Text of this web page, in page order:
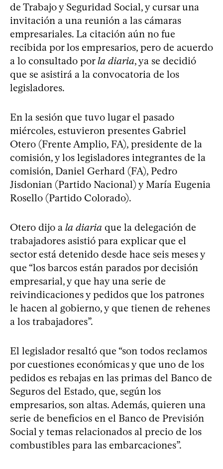
de Trabajo y Seguridad Social, y cursar una
invitación a una reunión a las cámaras
empresariales. La citación aún no fue
recibida por los empresarios, pero de acuerdo
a lo consultado porla diaria, ya se decidió
que se asistirá a la convocatoria de los
legisladores.
En la sesión que tuvo lugar el pasado
miércoles, estuvieron presentes Gabriel
Otero (Frente Amplio, FA), presidente de la
comisión, y los legisladores integrantes de la
comisión, Daniel Gerhard (FA), Pedro
Jisdonian (Partido Nacional) y María Eugenia
Rosello (Partido Colorado).
Otero dijo a la diaria que la delegación de
trabajadores asistió para explicar que el
sector está detenido desde hace seis meses y
que “los barcos están parados por decisión
empresarial, y que hay una serie de
reivindicaciones y pedidos que los patrones
le hacen al gobierno, y que tienen de rehenes
a los trabajadores”.
El legislador resaltó que “son todos reclamos
por cuestiones económicas y que uno de los
pedidos es rebajas en las primas del Banco de
Seguros del Estado, que, según los
empresarios, son altas. Además, quieren una
serie de beneficios en el Banco de Previsión
Social y temas relacionados al precio de los
combustibles para las embarcaciones”.